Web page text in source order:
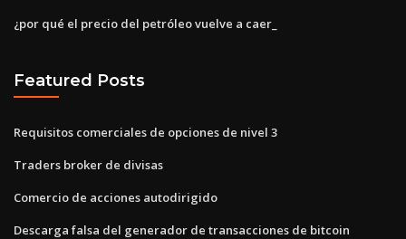
¿por qué el precio del petróleo vuelve a caer_
Featured Posts
Requisitos comerciales de opciones de nivel 3
Traders broker de divisas
Comercio de acciones autodirigido
Descarga falsa del generador de transacciones de bitcoin